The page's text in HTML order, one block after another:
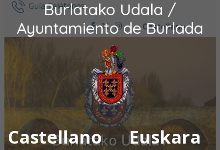
Burlatako Udala /
Ayuntamiento de Burlada
Castellano Euskara
Ir al contenidoGuía Teléfonos
facebook
twitter
instagram
Castellano
Burlatako Udala /